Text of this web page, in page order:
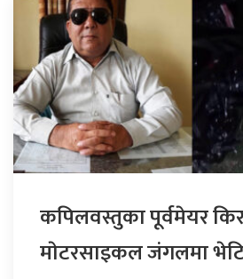
कपिलवस्तुका पूर्वमेयर
माेटरसाइकल जंगलमा